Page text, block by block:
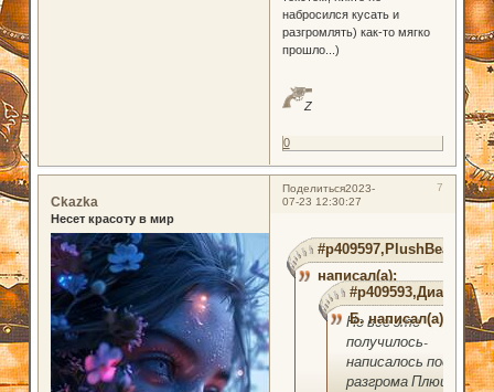
набросился кусать и
разгромлять) как-то мягко
прошло...)
Z
0
Поделиться 7
2023-
07-23 12:30:27
Ckazka
Несет красоту в мир
#p409597,PlushBear
написал(а):
#p409593,Диана
Б. написал(а):
Но все это
получилось-
написалось после
разгрома Плюша.